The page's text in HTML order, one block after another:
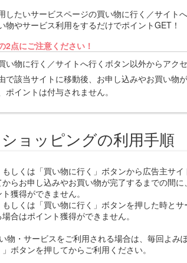
したいサービスページの買い物に行く／サイト
物やサービス利用をするだけでポイントGET！
2点にご注意ください！
い物に行く／サイトへ行くボタン以外からアク
で該当サイトに移動後、お申し込みやお買い物
ポイントは付与されません。
ョッピングの利用手順
もしくは「買い物に行く」ボタンから広告主サイ
らお申し込みやお買い物が完了するまでの間
獲得ができません。
もしくは「買い物に行く」ボタンを押した時と
合はポイント獲得ができません。
物・サービスをご利用される場合は、毎回よみ
ボタンを押してからご利用ください。